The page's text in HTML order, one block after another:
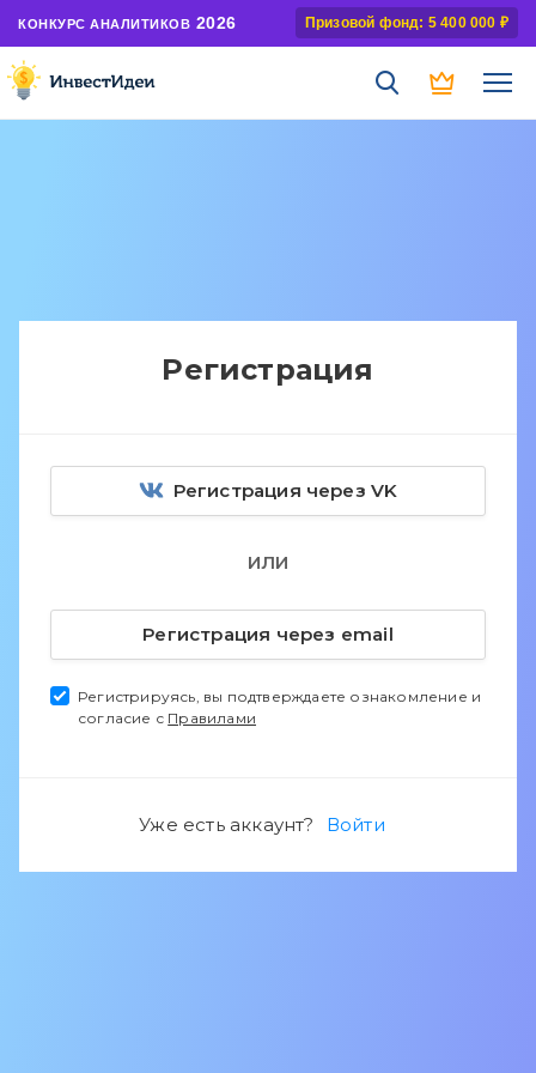
КОНКУРС АНАЛИТИКОВ 2026 Призовой фонд: 5 400 000 ₽
Регистрация
Регистрация через VK
ИЛИ
Регистрация через email
Регистрируясь, вы подтверждаете ознакомление и
согласие с Правилами
Уже есть аккаунт? Войти